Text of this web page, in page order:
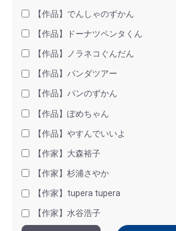
【作品】でんしゃのずかん
【作品】ドーナツペンタくん
【作品】ノラネコぐんだん
【作品】パンダツアー
【作品】パンのずかん
【作品】ぽめちゃん
【作品】やすんでいいよ
【作家】大森裕子
【作家】杉浦さやか
【作家】tupera tupera
【作家】水谷浩子